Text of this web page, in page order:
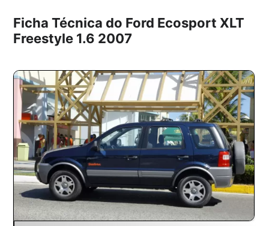
Ficha Técnica do Ford Ecosport XLT
Freestyle 1.6 2007